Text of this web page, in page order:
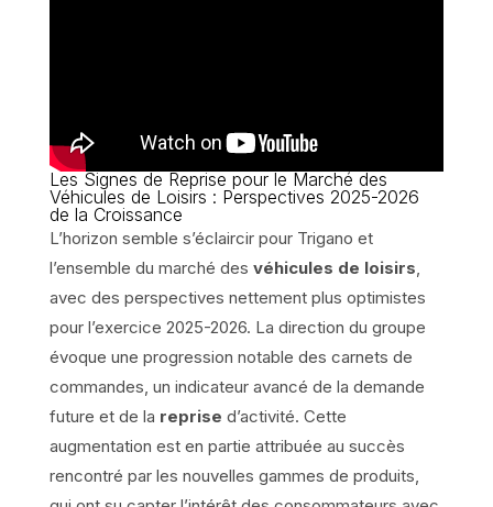
Les Signes de Reprise pour le Marché des
Véhicules de Loisirs : Perspectives 2025-2026
de la Croissance
L’horizon semble s’éclaircir pour Trigano et
l’ensemble du marché des véhicules de loisirs,
avec des perspectives nettement plus optimistes
pour l’exercice 2025-2026. La direction du groupe
évoque une progression notable des carnets de
commandes, un indicateur avancé de la demande
future et de la reprise d’activité. Cette
augmentation est en partie attribuée au succès
rencontré par les nouvelles gammes de produits,